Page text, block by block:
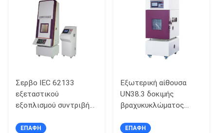
SITEMAP
PRIVACY
POLICY
Σερβο IEC 62133
εξεταστικού
εξοπλισμού συντριβής
ελέγχου PLC
ΕΠΑΦΉ
Εξωτερική αίθουσα
UN38.3 δοκιμής
βραχυκυκλώματος
10~100℃
ΕΠΑΦΉ